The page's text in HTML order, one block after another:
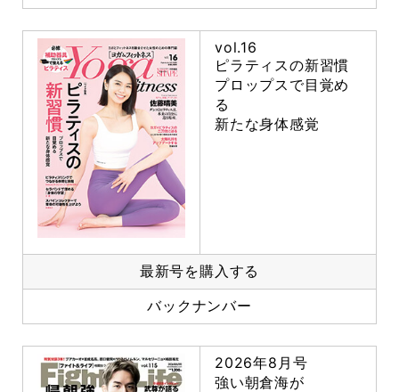
vol.16
ピラティスの新習慣
プロップスで目覚め
る
新たな身体感覚
最新号を購入する
バックナンバー
2026年8月号
強い朝倉海が